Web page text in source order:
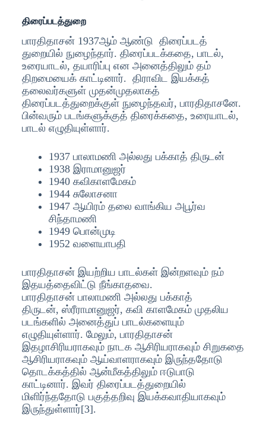
திரைப்படத்துறை
பாரதிதாசன் 1937ஆம் ஆண்டு திரைப்படத்
துறையில் நுழைந்தார். திரைப்படக்கதை, பாடல்,
உரையாடல், தயாரிப்பு என அனைத்திலும் தம்
திறமையைக் காட்டினார். திராவிட இயக்கத்
தலைவர்களுள் முதன்முதலாகத்
திரைப்படத்துறைக்குள் நுழைந்தவர், பாரதிதாசனே.
பின்வரும் படங்களுக்குத் திரைக்கதை, உரையாடல்,
பாடல் எழுதியுள்ளார்.
1937 பாலாமணி அல்லது பக்காத் திருடன்
1938 இராமானுஜர்
1940 கவிகாளமேகம்
1944 சுலோசனா
1947 ஆயிரம் தலை வாங்கிய அபூர்வ
சிந்தாமணி
1949 பொன்முடி
1952 வளையாபதி
பாரதிதாசன் இயற்றிய பாடல்கள் இன்றளவும் நம்
இதயத்தைவிட்டு நீங்காதவை.
பாரதிதாசன் பாலாமணி அல்லது பக்காத்
திருடன், ஸ்ரீராமானுஜர், கவி காளமேகம் முதலிய
படங்களில் அனைத்துப் பாடல்களையும்
எழுதியுள்ளார். மேலும், பாரதிதாசன்
இதழாசிரியராகவும் நாடக ஆசிரியராகவும் சிறுகதை
ஆசிரியராகவும் ஆய்வாளராகவும் இருந்ததோடு
தொடக்கத்தில் ஆன்மீகத்திலும் ஈடுபாடு
காட்டினார். இவர் திரைப்படத்துறையில்
மிளிர்ந்ததோடு பகுத்தறிவு இயக்கவாதியாகவும்
இருந்துள்ளார்[3].